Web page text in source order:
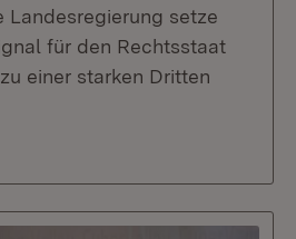
Landesregierung setze
für den Rechtsstaat
einer starken Dritten